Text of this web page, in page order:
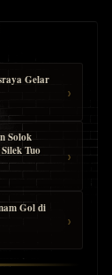
Gelar
›
Solok
Tuo
›
Gol di
›